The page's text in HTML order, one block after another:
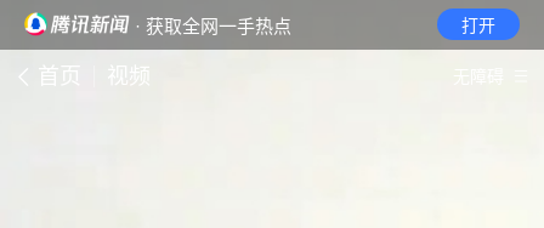
· 获取全网一手热点 打开
首页 视频 无障碍